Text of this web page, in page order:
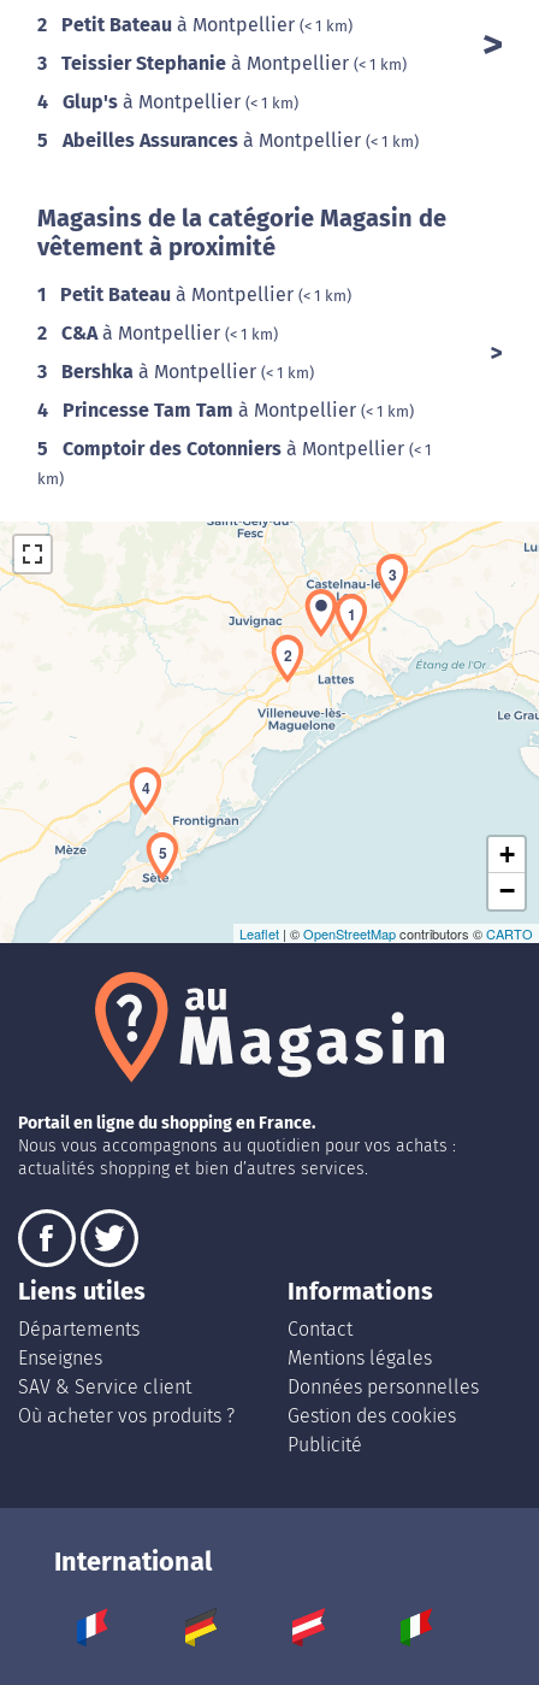
2 Petit Bateau à Montpellier (< 1 km)
3 Teissier Stephanie à Montpellier (< 1 km)
4 Glup's à Montpellier (< 1 km)
5 Abeilles Assurances à Montpellier (< 1 km)
Magasins de la catégorie Magasin de
vêtement à proximité
1 Petit Bateau à Montpellier (< 1 km)
2 C&Aà Montpellier (< 1 km)
3 Bershka à Montpellier (< 1 km)
4 Princesse Tam Tam à Montpellier (< 1 km)
5 Comptoir des Cotonniers à Montpellier (< 1
km)
Chargement de la carte en cours...
1
2
3
4
5
+
−
Leaflet | ©OpenStreetMapcontributors ©CARTO
Portail en ligne du shopping en France.
Nous vous accompagnons au quotidien pour vos achats :
actualités shopping et bien d’autres services.
Liens utiles
Départements
Enseignes
SAV & Service client
Où acheter vos produits ?
Informations
Contact
Mentions légales
Données personnelles
Gestion des cookies
Publicité
International